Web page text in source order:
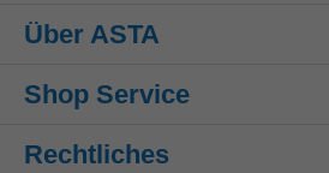
Über ASTA
Shop Service
Rechtliches